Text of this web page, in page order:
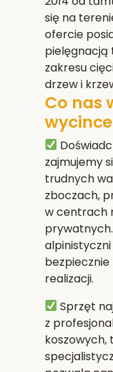
się na
ofercie
pielęgnacją
zakresu
drzew i
Co nas
zajmujemy
trudnych
zboczach,
w centrach
realizacji.
Sprzęt
z
koszowych,